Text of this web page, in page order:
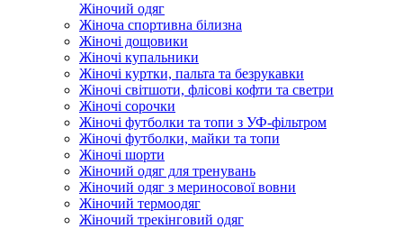
Жіночий одяг
Жіноча спортивна білизна
Жіночі дощовики
Жіночі купальники
Жіночі куртки, пальта та безрукавки
Жіночі світшоти, флісові кофти та светри
Жіночі сорочки
Жіночі футболки та топи з УФ-фільтром
Жіночі футболки, майки та топи
Жіночі шорти
Жіночий одяг для тренувань
Жіночий одяг з мериносової вовни
Жіночий термоодяг
Жіночий трекінговий одяг